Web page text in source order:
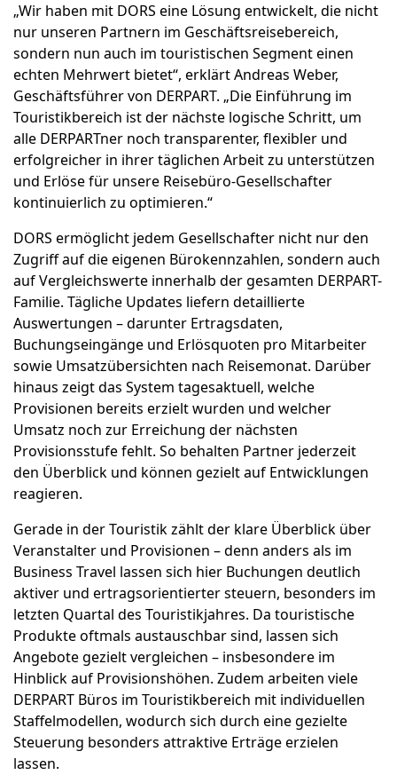
„Wir haben mit DORS eine Lösung entwickelt, die nicht
nur unseren Partnern im Geschäftsreisebereich,
sondern nun auch im touristischen Segment einen
echten Mehrwert bietet“, erklärt Andreas Weber,
Geschäftsführer von DERPART. „Die Einführung im
Touristikbereich ist der nächste logische Schritt, um
alle DERPARTner noch transparenter, flexibler und
erfolgreicher in ihrer täglichen Arbeit zu unterstützen
und Erlöse für unsere Reisebüro-Gesellschafter
kontinuierlich zu optimieren.“
DORS ermöglicht jedem Gesellschafter nicht nur den
Zugriff auf die eigenen Bürokennzahlen, sondern auch
auf Vergleichswerte innerhalb der gesamten DERPART-
Familie. Tägliche Updates liefern detaillierte
Auswertungen – darunter Ertragsdaten,
Buchungseingänge und Erlösquoten pro Mitarbeiter
sowie Umsatzübersichten nach Reisemonat. Darüber
hinaus zeigt das System tagesaktuell, welche
Provisionen bereits erzielt wurden und welcher
Umsatz noch zur Erreichung der nächsten
Provisionsstufe fehlt. So behalten Partner jederzeit
den Überblick und können gezielt auf Entwicklungen
reagieren.
Gerade in der Touristik zählt der klare Überblick über
Veranstalter und Provisionen – denn anders als im
Business Travel lassen sich hier Buchungen deutlich
aktiver und ertragsorientierter steuern, besonders im
letzten Quartal des Touristikjahres. Da touristische
Produkte oftmals austauschbar sind, lassen sich
Angebote gezielt vergleichen – insbesondere im
Hinblick auf Provisionshöhen. Zudem arbeiten viele
DERPART Büros im Touristikbereich mit individuellen
Staffelmodellen, wodurch sich durch eine gezielte
Steuerung besonders attraktive Erträge erzielen
lassen.